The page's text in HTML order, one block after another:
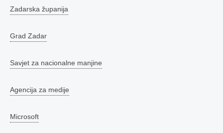
Zadarska županija
Grad Zadar
Savjet za nacionalne manjine
Agencija za medije
Microsoft